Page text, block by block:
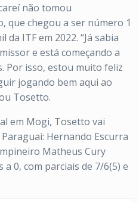
não tomou
que chegou a ser número 1
ITF em 2022. “Já sabia
e está começando a
Por isso, estou muito feliz
jogando bem aqui ao
Tosetto.
em Mogi, Tosetto vai
Hernando Escurra
Matheus Cury
0, com parciais de 7/6(5) e